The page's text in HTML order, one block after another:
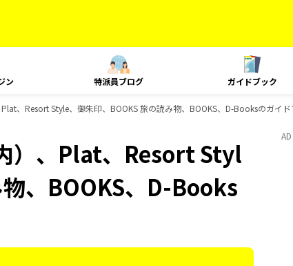
ン 特派員ブログ ガイドブック
、Resort Style、御朱印、BOOKS 旅の読み物、BOOKS、D-Booksのガイ
）、Plat、Resort Styl
、BOOKS、D-Books
AD